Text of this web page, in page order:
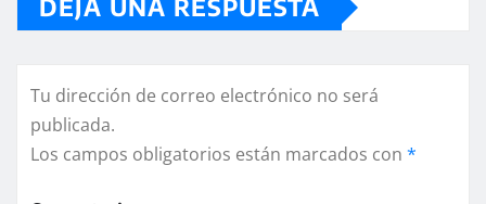
DEJA UNA RESPUESTA
Tu dirección de correo electrónico no será
publicada.
Los campos obligatorios están marcados con *